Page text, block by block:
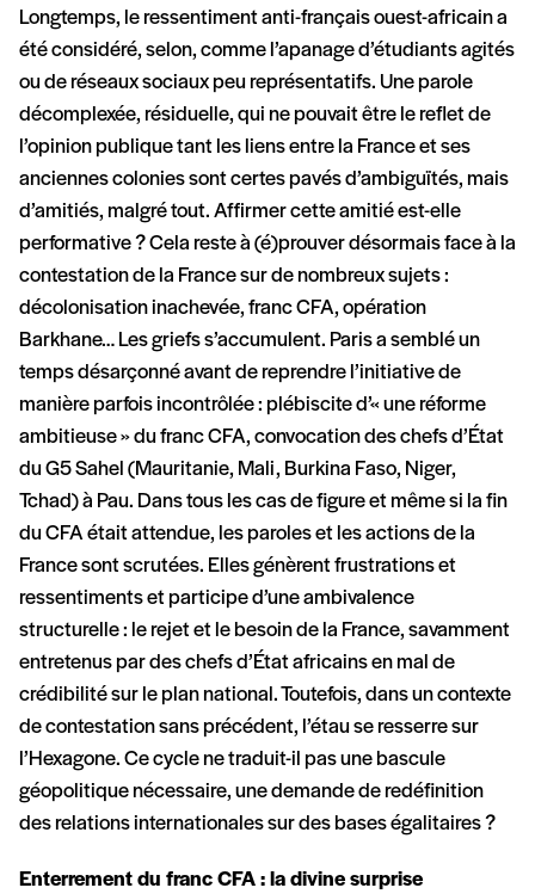
Longtemps, le ressentiment anti-français ouest-africain a
été considéré, selon, comme l’apanage d’étudiants agités
ou de réseaux sociaux peu représentatifs. Une parole
décomplexée, résiduelle, qui ne pouvait être le reflet de
l’opinion publique tant les liens entre la France et ses
anciennes colonies sont certes pavés d’ambiguïtés, mais
d’amitiés, malgré tout. Affirmer cette amitié est-elle
performative ? Cela reste à (é)prouver désormais face à la
contestation de la France sur de nombreux sujets :
décolonisation inachevée, franc CFA, opération
Barkhane… Les griefs s’accumulent. Paris a semblé un
temps désarçonné avant de reprendre l’initiative de
manière parfois incontrôlée : plébiscite d’« une réforme
ambitieuse » du franc CFA, convocation des chefs d’État
du G5 Sahel (Mauritanie, Mali, Burkina Faso, Niger,
Tchad) à Pau. Dans tous les cas de figure et même si la fin
du CFA était attendue, les paroles et les actions de la
France sont scrutées. Elles génèrent frustrations et
ressentiments et participe d’une ambivalence
structurelle : le rejet et le besoin de la France, savamment
entretenus par des chefs d’État africains en mal de
crédibilité sur le plan national. Toutefois, dans un contexte
de contestation sans précédent, l’étau se resserre sur
l’Hexagone. Ce cycle ne traduit-il pas une bascule
géopolitique nécessaire, une demande de redéfinition
des relations internationales sur des bases égalitaires ?
Enterrement du franc CFA : la divine surprise